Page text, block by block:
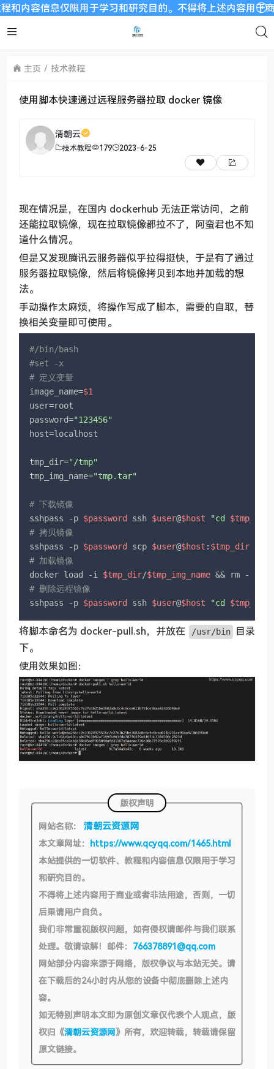
内容信息仅限用于学习和研究目的。不得将上述内容用于
主页 技术教程
使用脚本快速通过远程服务器拉取 docker 镜像
清朝云
技术教程 179 2023-6-25
现在情况是，在国内 dockerhub 无法正常访问，之前
还能拉取镜像，现在拉取镜像都拉不了，阿蛮君也不知
道什么情况。
但是又发现腾讯云服务器似乎拉得挺快，于是有了通过
服务器拉取镜像，然后将镜像拷贝到本地并加载的想
法。
手动操作太麻烦，将操作写成了脚本，需要的自取，替
换相关变量即可使用。
#/bin/bash
#set -x
# 定义变量
image_name=$1
user=root
password="123456"
host=localhost
tmp_dir="/tmp"
tmp_img_name="tmp.tar"
# 下载镜像
sshpass -p $password ssh $user@$host "cd $tmp_dir
# 拷贝镜像
sshpass -p $password scp $user@$host : $tmp_dir
# 加载镜像
docker load -i $tmp_dir/$tmp_img_name && rm -rf
# 删除远程镜像
sshpass -p $password ssh $user@$host "cd $tmp_dir
将脚本命名为 docker-pull.sh，并放在 /usr/bin
目录
下。
使用效果如图：
版权声明
网站名称： 清朝云资源网
本文章网址： https://www.qcyqq.com/1465.html
本站提供的一切软件、教程和内容信息仅限用于学习
和研究目的。
不得将上述内容用于商业或者非法用途，否则，一切
后果请用户自负。
我们非常重视版权问题，如有侵权请邮件与我们联系
处理。敬请谅解！邮件： 766378891@qq.com
网站部分内容来源于网络，版权争议与本站无关。请
在下载后的24小时内从您的设备中彻底删除上述内
容。
如无特别声明本文即为原创文章仅代表个人观点，版
权归《清朝云资源网》所有，欢迎转载，转载请保留
原文链接。